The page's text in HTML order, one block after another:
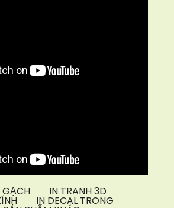
GẠCH IN TRANH 3D
IN DECAL TRONG